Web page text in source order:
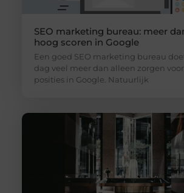
SEO marketing bureau: meer
hoog scoren in Google
Een goed SEO marketing bureau
dag veel meer dan alleen zorgen
posities in Google. Natuurlijk